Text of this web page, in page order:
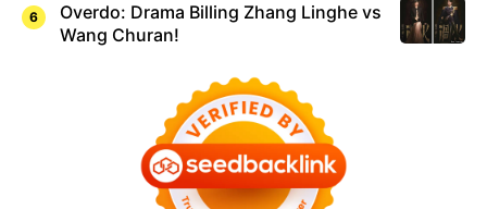
Overdo: Drama Billing Zhang Linghe vs
Wang Churan!